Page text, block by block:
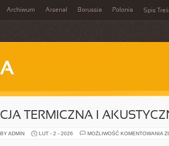
Archiwum Arsenal Borussia Polonia Spis
TERMICZNA I
ADMIN LUT - 2 - 2026 MOŻLIWOŚĆ KOMENTOWANIA